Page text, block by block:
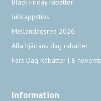
Black Friday rabatter
Julklappstips
Mellandagsrea 2026
Alla hjärtans dag rabatter
Fars Dag Rabatter | 8
Information